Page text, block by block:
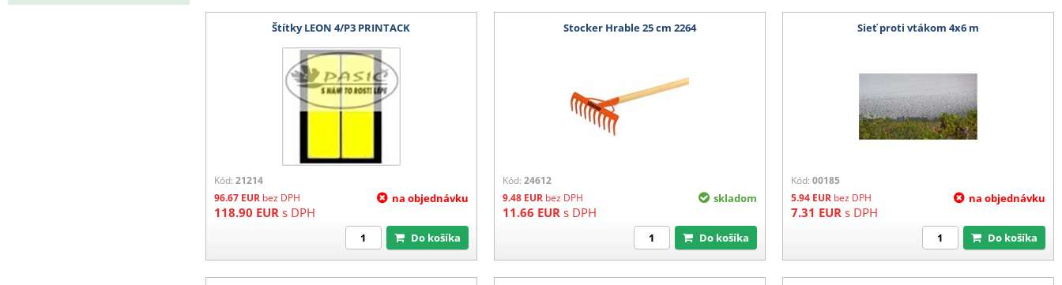
Štítky LEON 4/P3 PRINTACK
Kód: 21214
96.67 EUR bez DPH
118.90 EUR s DPH
na objednávku
Do košíka
Stocker Hrable 25 cm 2264
Kód:24612
9.48 EUR bez DPH
11.66 EUR s DPH
skladom
Do košíka
Sieť proti vtákom 4x6 m
Kód:00185
5.94 EUR bez DPH
7.31 EUR s DPH
na objednávku
Do košíka